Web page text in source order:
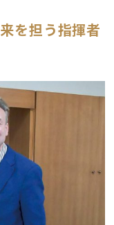
を担う指揮者